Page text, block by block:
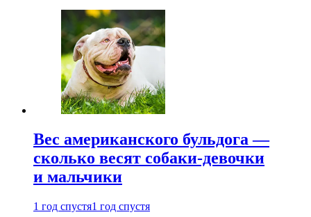
Вес американского бульдога —
сколько весят собаки-девочки
и мальчики
1 год спустя1 год спустя